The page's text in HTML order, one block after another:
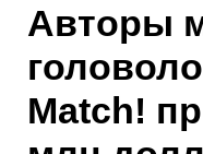
Авторы
Match!